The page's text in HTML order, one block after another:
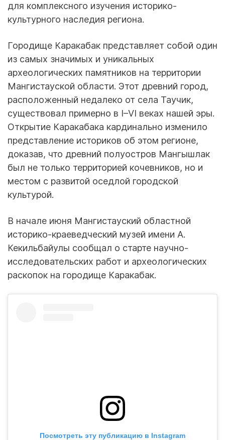
для комплексного изучения историко-
культурного наследия региона.
Городище Каракабак представляет собой один
из самых значимых и уникальных
археологических памятников на территории
Мангистауской области. Этот древний город,
расположенный недалеко от села Таучик,
существовал примерно в I–VI веках нашей эры.
Открытие Каракабака кардинально изменило
представление историков об этом регионе,
доказав, что древний полуостров Мангышлак
был не только территорией кочевников, но и
местом с развитой оседлой городской
культурой.
В начале июня Мангистауский областной
историко-краеведческий музей имени А.
Кекильбайулы сообщал о старте научно-
исследовательских работ и археологических
раскопок на городище Каракабак.
Посмотреть эту публикацию в Instagram